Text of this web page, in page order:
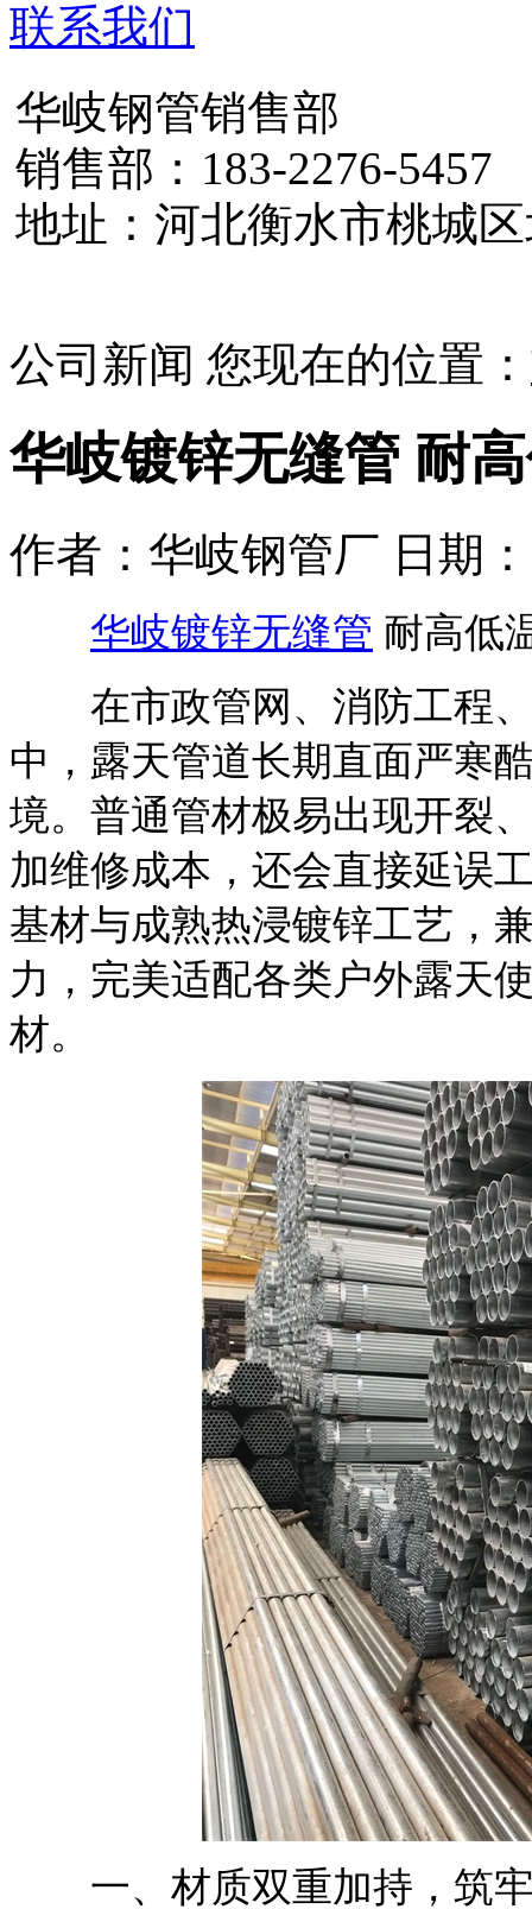
联系我们
华岐钢管销售部
销售部：183-2276-5457
地址：河北衡水市桃城
公司新闻 您现在的位置：
华岐镀锌无缝管 耐
作者：华岐钢管厂 日期
华岐镀锌无缝管 耐高低
在市政管网、消防工程、
中，露天管道长期直面严寒
境。普通管材极易出现开裂
加维修成本，还会直接延误
基材与成熟热浸镀锌工艺，
力，完美适配各类户外露天
材。
一、材质双重加持，筑牢